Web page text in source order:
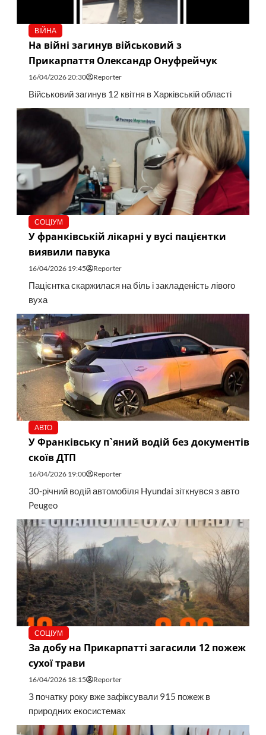
ВІЙНА
На війні загинув військовий з
Прикарпаття Олександр Онуфрейчук
16/04/2026 20:30 Reporter
Військовий загинув 12 квітня в Харківській області
СОЦІУМ
У франківській лікарні у вусі пацієнтки
виявили павука
16/04/2026 19:45 Reporter
Пацієнтка скаржилася на біль і закладеність лівого
вуха
АВТО
У Франківську п`яний водій без документів
скоїв ДТП
16/04/2026 19:00 Reporter
30-річний водій автомобіля Hyundai зіткнувся з авто
Peugeo
СОЦІУМ
За добу на Прикарпатті загасили 12 пожеж
сухої трави
16/04/2026 18:15 Reporter
З початку року вже зафіксували 915 пожеж в
природних екосистемах